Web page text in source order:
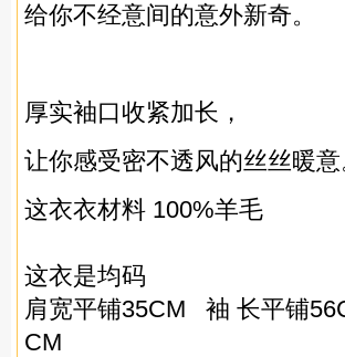
给你不经意间的意外新奇。
厚实袖口收紧加长，
让你感受密不透风的丝丝暖意
这衣衣材料 100%羊毛
这衣是均码
肩宽平铺35CM 袖 长平铺
CM